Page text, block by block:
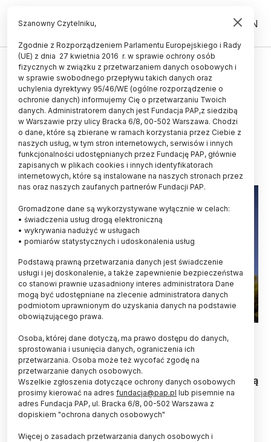
PL EN
KOSMOS
Astronom: satelity Starlink
stanowią poważne zagrożenie dla
badań astronomicznych
24.04.2020
aktualizacja: 24.04.2020
4 minuty czytania
Satelity Starlink, które w ostatnich dniach bardzo
dobrze widoczne są na niebie, stanowią poważne
zagrożenie dla obserwacji astronomicznych. Mogą
nawet przyczynić się do uszkodzenia
specjalistycznej aparatury - alarmuje dr Jerzy
Rafalski z Planetarium w Toruniu.
Szanowny Czytelniku,
Zgodnie z Rozporządzeniem Parlamentu Europejskiego i Rady
(UE) z dnia 27 kwietnia 2016 r. w sprawie ochrony osób
fizycznych w związku z przetwarzaniem danych osobowych i
w sprawie swobodnego przepływu takich danych oraz
uchylenia dyrektywy 95/46/WE (ogólne rozporządzenie o
ochronie danych) informujemy Cię o przetwarzaniu Twoich
danych. Administratorem danych jest Fundacja PAP,z siedzibą
w Warszawie przy ulicy Bracka 6/8, 00-502 Warszawa. Chodzi
o dane, które są zbierane w ramach korzystania przez Ciebie z
naszych usług, w tym stron internetowych, serwisów i innych
funkcjonalności udostępnianych przez Fundację PAP, głównie
zapisanych w plikach cookies i innych identyfikatorach
internetowych, które są instalowane na naszych stronach przez
nas oraz naszych zaufanych partnerów Fundacji PAP.
Gromadzone dane są wykorzystywane wyłącznie w celach:
• świadczenia usług drogą elektroniczną
• wykrywania nadużyć w usługach
• pomiarów statystycznych i udoskonalenia usług
Podstawą prawną przetwarzania danych jest świadczenie
usługi i jej doskonalenie, a także zapewnienie bezpieczeństwa
co stanowi prawnie uzasadniony interes administratora Dane
mogą być udostępniane na zlecenie administratora danych
podmiotom uprawnionym do uzyskania danych na podstawie
obowiązującego prawa.
Osoba, której dane dotyczą, ma prawo dostępu do danych,
sprostowania i usunięcia danych, ograniczenia ich
przetwarzania. Osoba może też wycofać zgodę na
przetwarzanie danych osobowych.
Wszelkie zgłoszenia dotyczące ochrony danych osobowych
prosimy kierować na adres fundacja@pap.pl lub pisemnie na
adres Fundacja PAP, ul. Bracka 6/8, 00-502 Warszawa z
dopiskiem "ochrona danych osobowych"
Więcej o zasadach przetwarzania danych osobowych i